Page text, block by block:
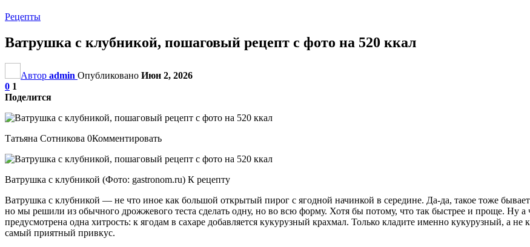
Рецепты
Ватрушка с клубникой, пошаговый рецепт с фото на 520 ккал
Автор admin Опубликовано Июн 2, 2026
0 1
Поделится
Татьяна Сотникова 0Комментировать
Ватрушка с клубникой (Фото: gastronom.ru) К рецепту
Ватрушка с клубникой — не что иное как большой открытый пирог с ягодной начинкой в середине. Да-да, такое тоже
но мы решили из обычного дрожжевого теста сделать одну, но во всю форму. Хотя бы потому, что так быстрее и проще. Ну
предусмотрена одна хитрость: к ягодам в сахаре добавляется кукурузный крахмал. Только кладите именно кукурузный, а
самый приятный привкус.